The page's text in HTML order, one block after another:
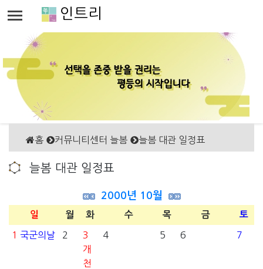
인트리
홈 커뮤니티센터 늘봄 늘봄 대관 일정표
늘봄 대관 일정표
2000년 10월
일 월 화 수 목 금 토
1 국군의날 2
3
개
천
4 5 6 7